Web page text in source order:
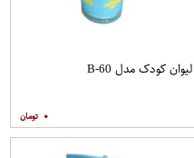
لیوان کودک مدل B-60
۰